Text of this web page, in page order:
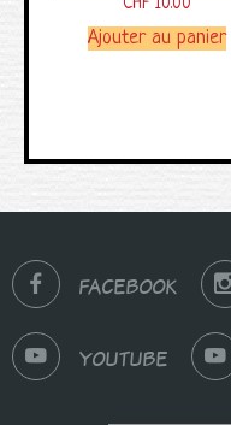
Ajouter au panier
FACEBOOK
YOUTUBE